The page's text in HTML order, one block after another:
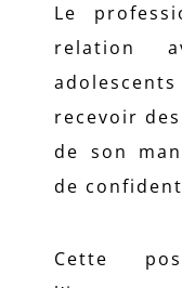
Le
relation
adolescents
recevoir
de son
de
Cette